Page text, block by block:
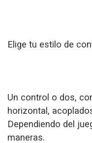
Elige tu estilo de
Un control o dos,
horizontal,
Dependiendo del
maneras.